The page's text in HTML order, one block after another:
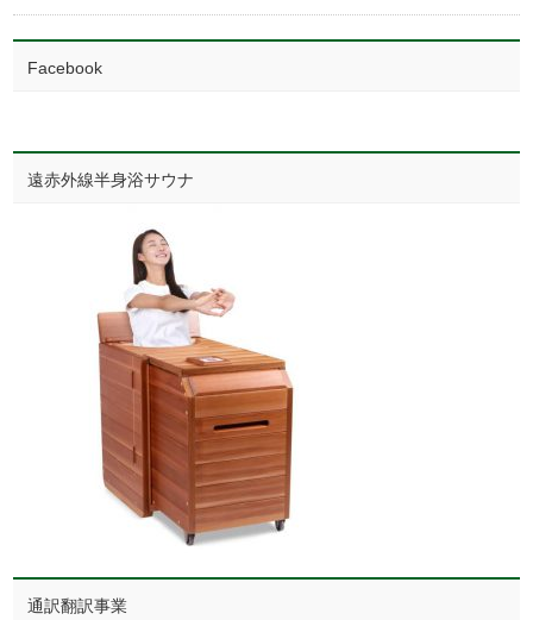
Facebook
遠赤外線半身浴サウナ
通訳翻訳事業